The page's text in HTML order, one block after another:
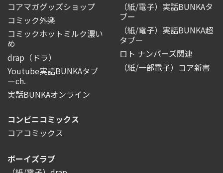
コアマガグッズショップ
コミック外楽
コミックホットミルク濃い
め
drap（ドラ）
Youtube実話BUNKAタブ
ーch.
実話BUNKAオンライン
（紙/電子）実話BUNKAタ
ブー
（紙/電子）実話BUNKA超
タブー
ロト ナンバーズ関連
（紙/一部電子）コア新書
コンビニコミックス
コアコミックス
ボーイズラブ